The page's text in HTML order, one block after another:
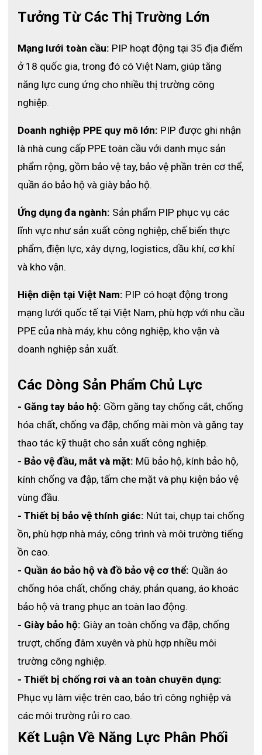
cũng không quá mỏng, theo đúng quy chuẩn quốc tế.
cầm nắm, nếu quá mỏng thì lại làm giảm đi mức độ bảo vệ cho
bàn tay trước các vật gây hại.
Kết cấu bề mặt hoàn chỉnh
inch của thương hiệu PPI này còn có kết cấu bề mặt hoàn
hơn lại vừa giúp cầm nắm các vật chắc chắn hơn.
Lý tưởng sử dụng với cả các vật trơn trượt
Nhờ độ dày hoàn hảo cùng kết cấu bề mặt độc đáo,
găng tay
ShirudoLatex 9 inchphòng sạchcòn rất lý tưởng để sử dụng
ngay cả với các vật trơn trượt. Điều này có nghĩa là người dùng
phải làm việc cùng các vật không có điểm ma sát và dễ rơi.
Dài hơn cho sự bảo vệ tốt hơn
Tưởng Từ Các Thị Trường Lớn
Mạng lưới toàn cầu: PIP hoạt động tại 35 địa điểm
ở 18 quốc gia, trong đó có Việt Nam, giúp tăng
năng lực cung ứng cho nhiều thị trường công
nghiệp.
Doanh nghiệp PPE quy mô lớn: PIP được ghi nhận
là nhà cung cấp PPE toàn cầu với danh mục sản
phẩm rộng, gồm bảo vệ tay, bảo vệ phần trên cơ thể,
quần áo bảo hộ và giày bảo hộ.
Ứng dụng đa ngành: Sản phẩm PIP phục vụ các
lĩnh vực như sản xuất công nghiệp, chế biến thực
phẩm, điện lực, xây dựng, logistics, dầu khí, cơ khí
và kho vận.
Hiện diện tại Việt Nam: PIP có hoạt động trong
mạng lưới quốc tế tại Việt Nam, phù hợp với nhu cầu
PPE của nhà máy, khu công nghiệp, kho vận và
doanh nghiệp sản xuất.
Các Dòng Sản Phẩm Chủ Lực
- Găng tay bảo hộ: Gồm găng tay chống cắt, chống
hóa chất, chống va đập, chống mài mòn và găng tay
thao tác kỹ thuật cho sản xuất công nghiệp.
- Bảo vệ đầu, mắt và mặt: Mũ bảo hộ, kính bảo hộ,
kính chống va đập, tấm che mặt và phụ kiện bảo vệ
vùng đầu.
- Thiết bị bảo vệ thính giác: Nút tai, chụp tai chống
ồn, phù hợp nhà máy, công trình và môi trường tiếng
ồn cao.
- Quần áo bảo hộ và đồ bảo vệ cơ thể: Quần áo
chống hóa chất, chống cháy, phản quang, áo khoác
bảo hộ và trang phục an toàn lao động.
- Giày bảo hộ: Giày an toàn chống va đập, chống
trượt, chống đâm xuyên và phù hợp nhiều môi
trường công nghiệp.
- Thiết bị chống rơi và an toàn chuyên dụng:
Phục vụ làm việc trên cao, bảo trì công nghiệp và
các môi trường rủi ro cao.
Kết Luận Về Năng Lực Phân Phối